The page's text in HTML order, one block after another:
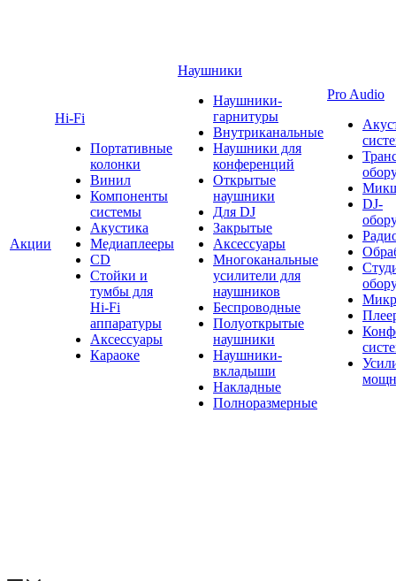
Акции
Hi-Fi
Портативные
колонки
Винил
Компоненты
системы
Акустика
Медиаплееры
CD
Стойки и
тумбы для
Hi-Fi
аппаратуры
Аксессуары
Караоке
Наушники
Наушники-
гарнитуры
Внутриканальные
Наушники для
конференций
Открытые
наушники
Для DJ
Закрытые
Аксессуары
Многоканальные
усилители для
наушников
Беспроводные
Полуоткрытые
наушники
Наушники-
вкладыши
Накладные
Полноразмерные
Pro Audio
DJ-